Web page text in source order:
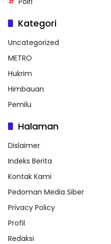
Kategori
Uncategorized
METRO
Hukrim
Himbauan
Pemilu
Halaman
Dislaimer
Indeks Berita
Kontak Kami
Pedoman Media Siber
Privacy Policy
Profil
Redaksi